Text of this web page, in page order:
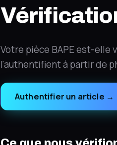
Votre pièce BAPE est-elle
l'authentifient à partir de
Authentifier un article →